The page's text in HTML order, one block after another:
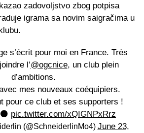
zadovoljstvo zbog potpisa
igrama sa novim saigračima u
s’écrit pour moi en France. Très
l’@ogcnice, un club plein
d’ambitions.
mes nouveaux coéquipiers.
pour ce club et ses supporters !
pic.twitter.com/xQIGNPxRrz
(@SchneiderlinMo4) June 23,